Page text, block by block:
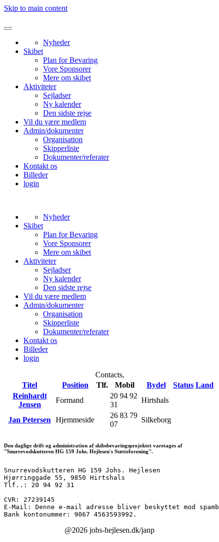
Skip to main content
Nyheder
Skibet
Plan for Bevaring
Vore Sponsorer
Mere om skibet
Aktiviteter
Sejladser
Ny kalender
Den sidste rejse
Vil du være medlem
Admin/dokumenter
Organisation
Skipperliste
Dokumenter/referater
Kontakt os
Billeder
login
Nyheder
Skibet
Plan for Bevaring
Vore Sponsorer
Mere om skibet
Aktiviteter
Sejladser
Ny kalender
Den sidste rejse
Vil du være medlem
Admin/dokumenter
Organisation
Skipperliste
Dokumenter/referater
Kontakt os
Billeder
login
Contacts,
Titel
Position Tlf. Mobil Bydel Status Land
Reinhardt
Jensen
Formand
20 94 92
31
Hirtshals
Jan Petersen Hjemmeside
26 83 79
07
Silkeborg
Den daglige drift og administration af skibsbevaringsprojektet varetages af
"Snurrevodskutteren HG 159 Johs. Hejlesen's Støtteforening".
Snurrevodskutteren HG 159 Johs. Hejlesen
Hjørringgade 55, 9850 Hirtshals
Tlf..: 20 94 92 31
CVR: 27239145
E-Mail: Denne e-mail adresse bliver beskyttet mod
Bank kontonummer: 9067 4563593992.
@2026 johs-hejlesen.dk/janp